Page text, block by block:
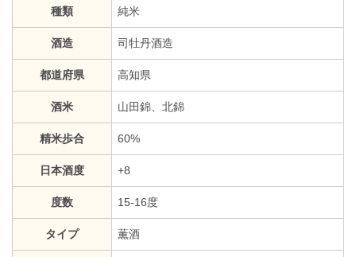
種類 純米
酒造 司牡丹酒造
都道府県 高知県
酒米 山田錦、北錦
精米歩合 60%
日本酒度 +8
度数 15-16度
タイプ 薫酒